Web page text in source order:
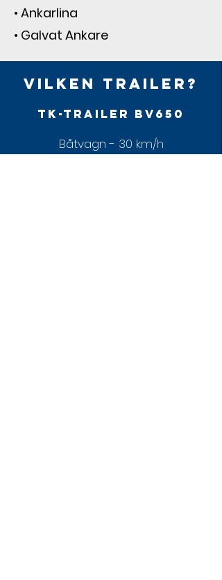
• Ankarlina
• Galvat Ankare
Vilken trailer?
TK-Trailer BV650
Båtvagn - 30 km/h